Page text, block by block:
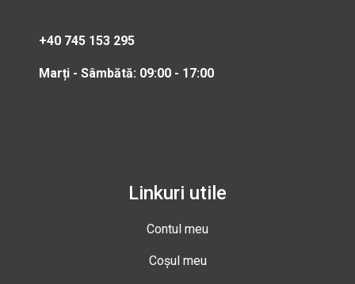
+40 745 153 295
Marți - Sâmbătă: 09:00 - 17:00
Linkuri utile
Contul meu
Coșul meu